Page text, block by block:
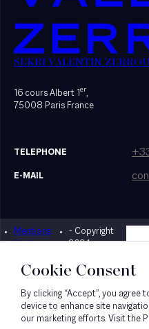
SEKRI VALENTIN
16 cours Albert 1er,
75008 Paris France
TELEPHONE
E-MAIL
Mentions
légales
- Copyright
2024
Cookie Consent
By clicking “Accept”, you
device to enhance site
our marketing efforts. Visit the